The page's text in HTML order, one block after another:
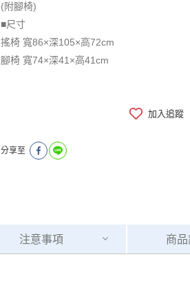
(附腳椅)
■尺寸
搖椅 寬86×深105×高72cm
腳椅 寬74×深41×高41cm
加入追蹤
分享至
注意事項 商品